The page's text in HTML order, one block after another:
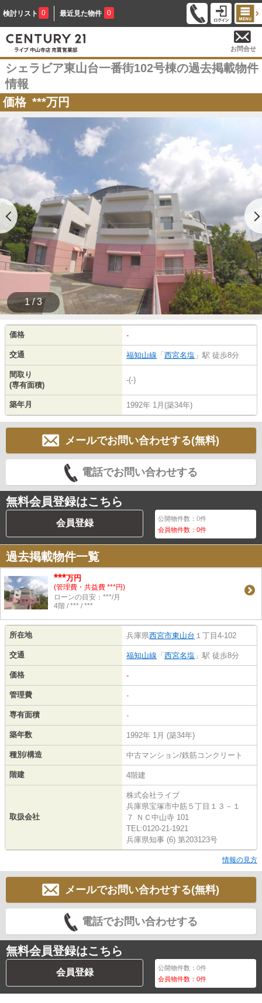
検討リスト 0 最近見た物件 0
お問合せ
シェラビア東山台一番街102号棟の過去掲載物件
情報
価格 ***万円
1 / 3
価格 -
交通 福知山線 「 西宮名塩 」駅 徒歩8分
間取り
(専有面積)
-(-)
築年月 1992年 1月(築34年)
メールでお問い合わせする(無料)
電話でお問い合わせする
無料会員登録はこちら
会員登録 公開物件数：0件
会員物件数：0件
過去掲載物件一覧
***万円
(管理費・共益費 ***円)
ローンの目安：***/月
4階 / *** / ***
所在地 兵庫県西宮市東山台 １丁目4-102
交通 福知山線 「 西宮名塩 」駅 徒歩8分
価格 -
管理費 -
専有面積 -
築年数 1992年 1月 (築34年)
種別/構造 中古マンション/鉄筋コンクリート
階建 4階建
取扱会社
株式会社ライブ
兵庫県宝塚市中筋５丁目１３－１
７ ＮＣ中山寺 101
TEL:0120-21-1921
兵庫県知事 (6) 第203123号
情報の見方
メールでお問い合わせする(無料)
電話でお問い合わせする
無料会員登録はこちら
会員登録 公開物件数：0件
会員物件数：0件